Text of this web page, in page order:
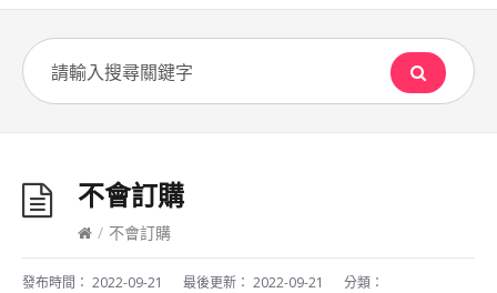
不會訂購
/ 不會訂購
發布時間： 2022-09-21 最後更新： 2022-09-21 分類：